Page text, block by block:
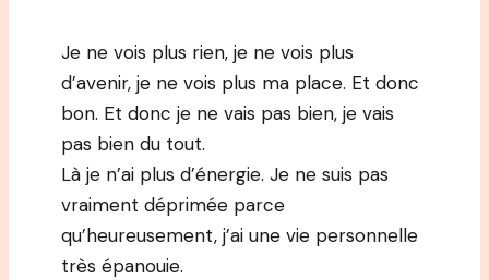
Je ne vois plus rien, je ne vois plus
d’avenir, je ne vois plus ma place. Et donc
bon. Et donc je ne vais pas bien, je vais
pas bien du tout.
Là je n’ai plus d’énergie. Je ne suis pas
vraiment déprimée parce
qu’heureusement, j’ai une vie personnelle
très épanouie.